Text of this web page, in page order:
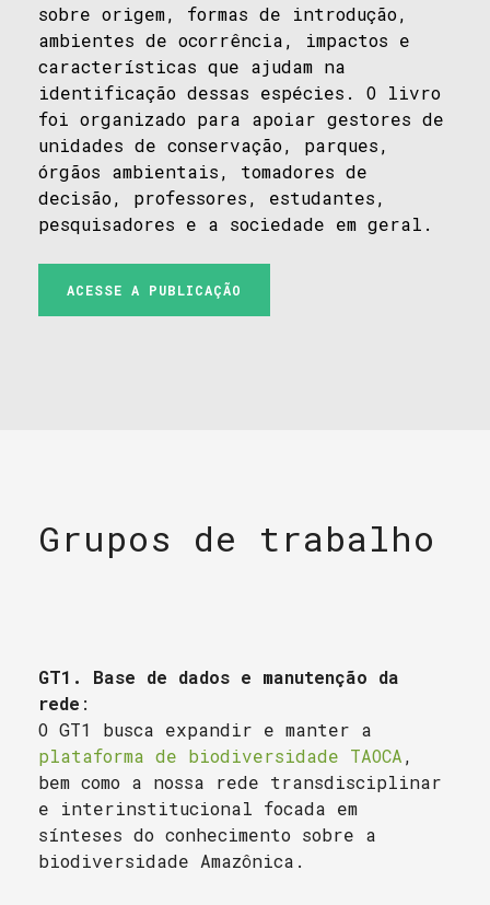
sobre origem, formas de introdução,
ambientes de ocorrência, impactos e
características que ajudam na
identificação dessas espécies. O livro
foi organizado para apoiar gestores de
unidades de conservação, parques,
órgãos ambientais, tomadores de
decisão, professores, estudantes,
pesquisadores e a sociedade em geral.
ACESSE A PUBLICAÇÃO
Grupos de trabalho
GT1. Base de dados e manutenção da
rede :
O GT1 busca expandir e manter a
plataforma de biodiversidade TAOCA,
bem como a nossa rede transdisciplinar
e interinstitucional focada em
sínteses do conhecimento sobre a
biodiversidade Amazônica.